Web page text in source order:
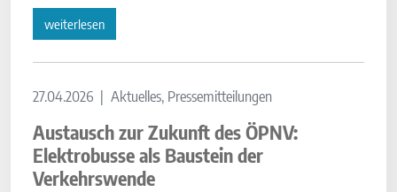
weiterlesen
27.04.2026 Aktuelles, Pressemitteilungen
Austausch zur Zukunft des ÖPNV:
Elektrobusse als Baustein der
Verkehrswende